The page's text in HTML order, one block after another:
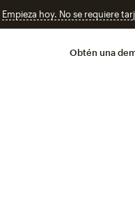
Empieza hoy. No se requiere
Obtén una